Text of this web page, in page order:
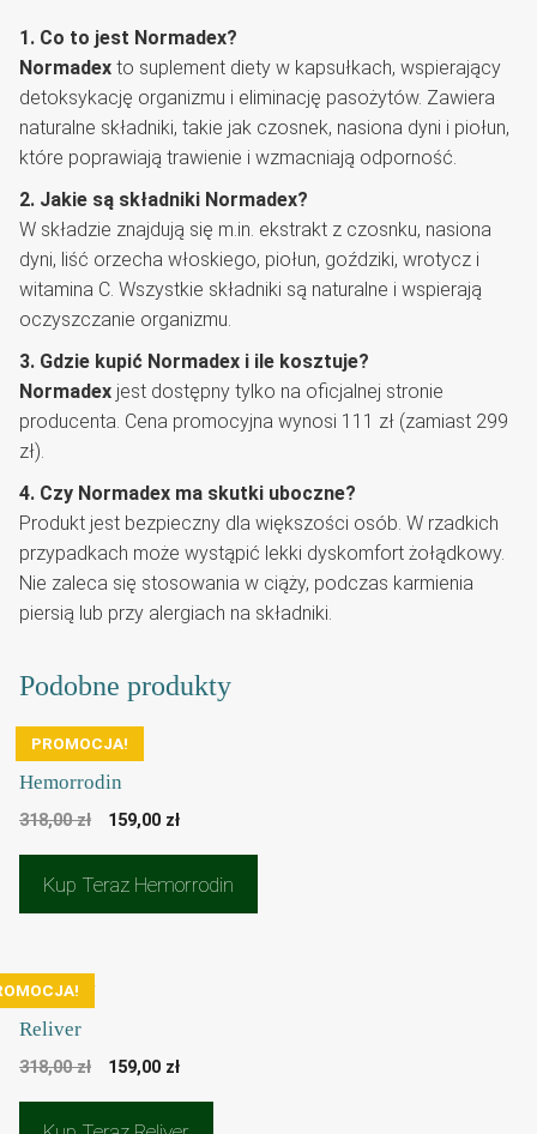
1. Co to jest Normadex?
Normadex to suplement diety w kapsułkach, wspierający
detoksykację organizmu i eliminację pasożytów. Zawiera
naturalne składniki, takie jak czosnek, nasiona dyni i piołun,
które poprawiają trawienie i wzmacniają odporność.
2. Jakie są składniki Normadex?
W składzie znajdują się m.in. ekstrakt z czosnku, nasiona
dyni, liść orzecha włoskiego, piołun, goździki, wrotycz i
witamina C. Wszystkie składniki są naturalne i wspierają
oczyszczanie organizmu.
3. Gdzie kupić Normadex i ile kosztuje?
Normadex jest dostępny tylko na oficjalnej stronie
producenta. Cena promocyjna wynosi 111 zł (zamiast 299
zł).
4. Czy Normadex ma skutki uboczne?
Produkt jest bezpieczny dla większości osób. W rzadkich
przypadkach może wystąpić lekki dyskomfort żołądkowy.
Nie zaleca się stosowania w ciąży, podczas karmienia
piersią lub przy alergiach na składniki.
Podobne produkty
PROMOCJA!
Hemorrodin
318,00zł
Pierwotna
wynosiła:
159,00 złAktualna
wynosi:
Kup Teraz Hemorrodin
Reliver
318,00zł
Pierwotna
wynosiła:
159,00 złAktualna